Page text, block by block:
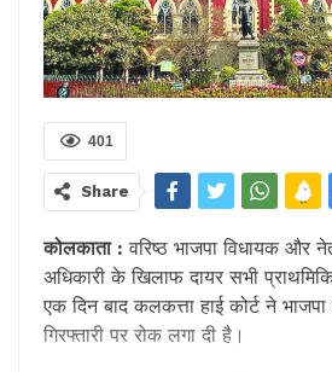
401
Share
कोलकाता : वरिष्ठ भाजपा विधायक और
अधिकारी के खिलाफ दायर सभी
एक दिन बाद कलकत्ता हाई कोर्ट ने
गिरफ्तारी पर रोक लगा दी है।